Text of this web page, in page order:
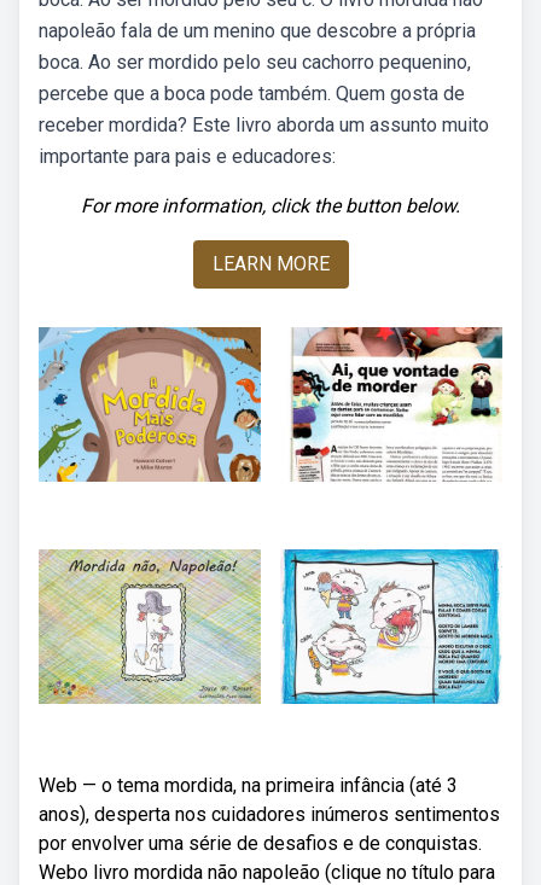
napoleão fala de um menino que descobre a própria
boca. Ao ser mordido pelo seu cachorro pequenino,
percebe que a boca pode também. Quem gosta de
receber mordida? Este livro aborda um assunto muito
importante para pais e educadores:
For more information, click the button below.
LEARN MORE
Web — o tema mordida, na primeira infância (até 3
anos), desperta nos cuidadores inúmeros sentimentos
por envolver uma série de desafios e de conquistas.
Webo livro mordida não napoleão (clique no título para